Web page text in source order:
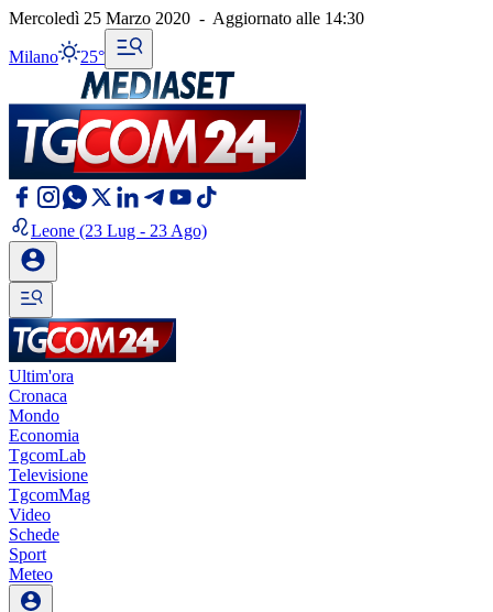
Mercoledì 25 Marzo 2020 - Aggiornato alle 14:30
Milano 25°
Leone (23 Lug - 23 Ago)
Ultim'ora
Cronaca
Mondo
Economia
TgcomLab
Televisione
TgcomMag
Video
Schede
Sport
Meteo